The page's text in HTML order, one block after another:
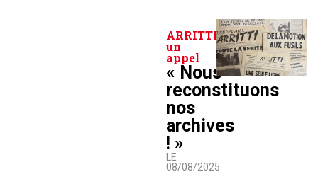
ARRITTI lance
un
appel
« Nous
reconstituons
nos
archives
! »
LE
08/08/2025